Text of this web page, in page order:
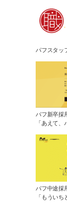
パフスタッ
パフ新卒採
「あえて、
パフ中途採
「もうい